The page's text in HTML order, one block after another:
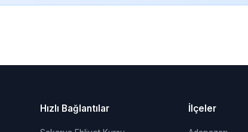
Hızlı Bağlantılar İlçeler